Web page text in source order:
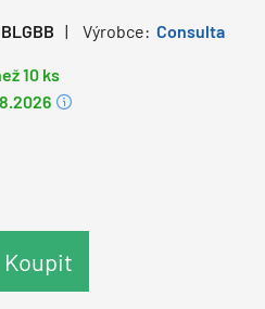
Výrobce: Consulta
10 ks
Koupit